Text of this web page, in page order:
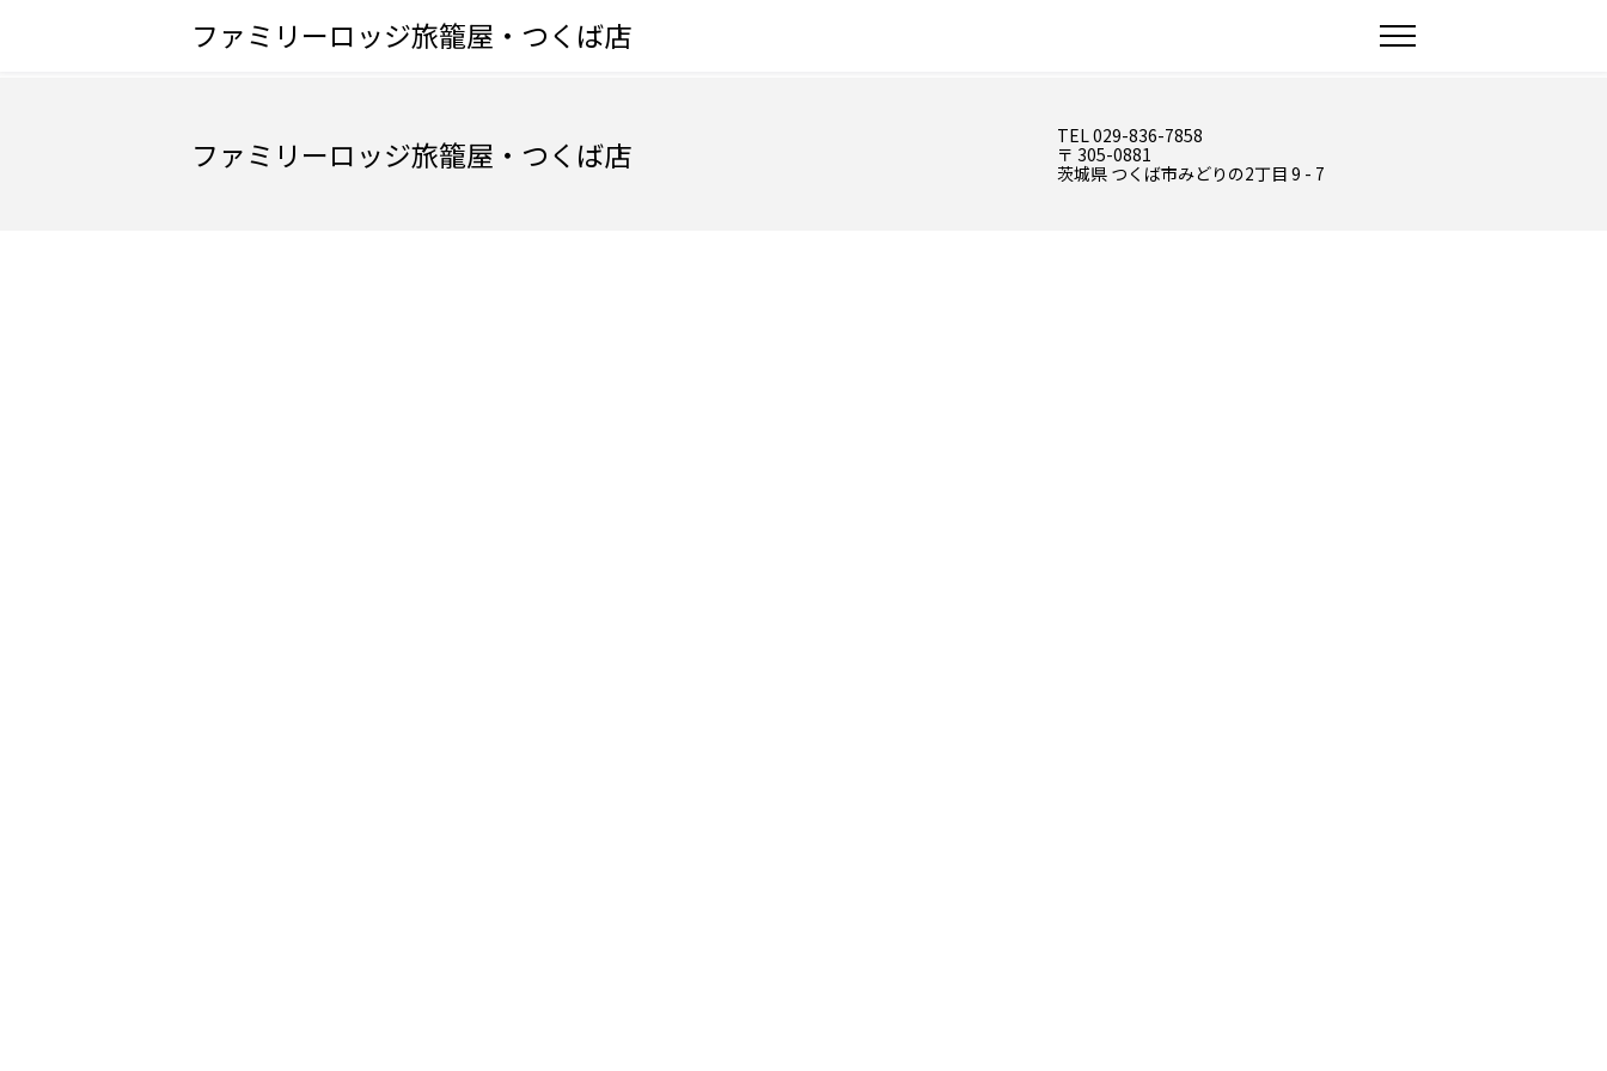
ファミリーロッジ旅籠屋・つくば店
ファミリーロッジ旅籠屋・つくば店
TEL 029-836-7858
〒 305-0881
茨城県 つくば市みどりの2丁目 9 - 7